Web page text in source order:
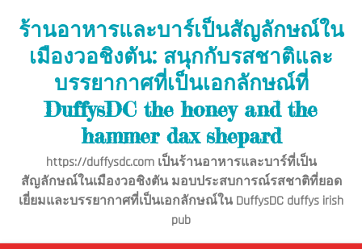
content
ร้านอาหารและบาร์เป็นสัญลักษณ์ใน
เมืองวอชิงตัน: สนุกกับรสชาติและ
บรรยากาศที่เป็นเอกลักษณ์ที่
DuffysDC the honey and the
hammer dax shepard
https://duffysdc.com เป็นร้านอาหารและบาร์ที่เป็น
สัญลักษณ์ในเมืองวอชิงตัน มอบประสบการณ์รสชาติที่ยอด
เยี่ยมและบรรยากาศที่เป็นเอกลักษณ์ใน DuffysDC duffys irish
pub